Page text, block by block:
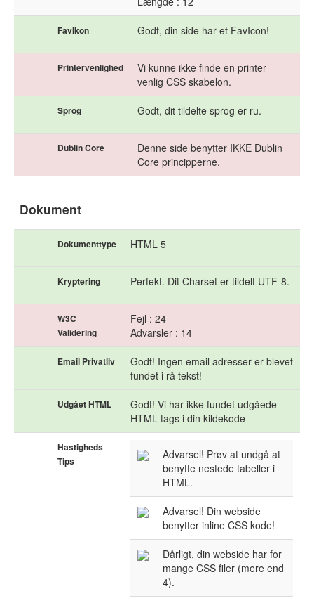
FavIkon Godt, din side har et FavIcon!
Printervenlighed
Vi kunne ikke finde en printer
venlig CSS skabelon.
Sprog Godt, dit tildelte sprog er ru.
Dublin Core
Denne side benytter IKKE Dublin
Core principperne.
Dokument
Dokumenttype HTML 5
Kryptering Perfekt. Dit Charset er tildelt UTF-8.
W3C
Validering
Fejl : 24
Advarsler : 14
Email Privatliv
Godt! Ingen email adresser er blevet
fundet i rå tekst!
Udgået HTML
Godt! Vi har ikke fundet udgåede
HTML tags i din kildekode
Hastigheds
Tips
Advarsel! Prøv at undgå at
benytte nestede tabeller i
HTML.
Advarsel! Din webside
benytter inline CSS kode!
Dårligt, din webside har for
mange CSS filer (mere end
4).